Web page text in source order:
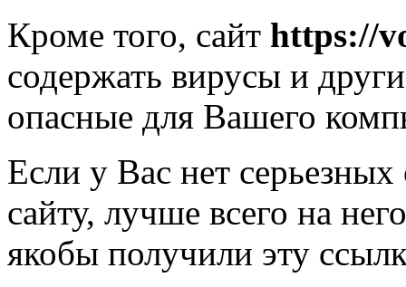
Кроме того, сайт https://
содержать вирусы и
опасные для Вашего
Если у Вас нет
сайту, лучше всего на
якобы получили эту